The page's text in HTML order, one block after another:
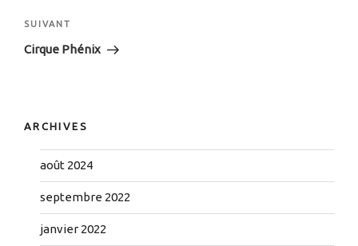
SUIVANT
Cirque Phénix
ARCHIVES
août 2024
septembre 2022
janvier 2022